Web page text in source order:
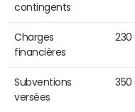
contingents
Charges
financières
230
Subventions
versées
350